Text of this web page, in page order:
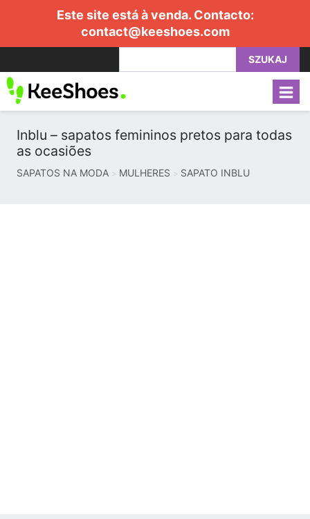
Este site está à venda. Contacto:
contact@keeshoes.com
SZUKAJ
Inblu – sapatos femininos pretos para todas
as ocasiões
SAPATOS NA MODA MULHERES SAPATO INBLU